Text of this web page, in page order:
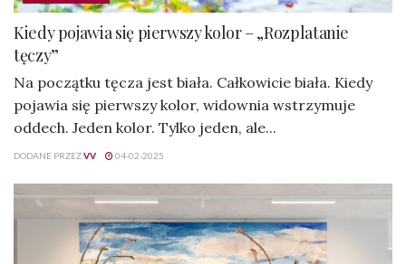
Kiedy pojawia się pierwszy kolor – „Rozplatanie
tęczy”
Na początku tęcza jest biała. Całkowicie biała. Kiedy
pojawia się pierwszy kolor, widownia wstrzymuje
oddech. Jeden kolor. Tylko jeden, ale...
DODANE PRZEZVV 04-02-2025